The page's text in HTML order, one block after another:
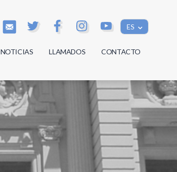
ES
NOTICIAS LLAMADOS CONTACTO